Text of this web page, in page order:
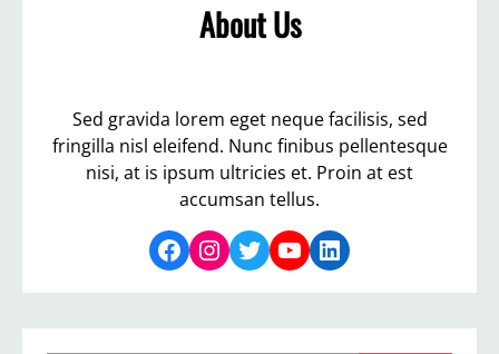
About Us
Sed gravida lorem eget neque facilisis, sed
fringilla nisl eleifend. Nunc finibus pellentesque
nisi, at is ipsum ultricies et. Proin at est
accumsan tellus.
Facebook Instagram Twitter YouTube LinkedIn